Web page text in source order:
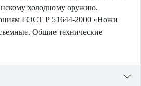
холодному оружию.
ГОСТ Р 51644-2000 «Ножи
Общие технические